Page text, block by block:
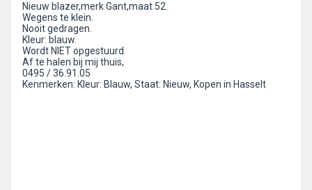
Nieuw blazer,merk Gant,maat 52.
Wegens te klein.
Nooit gedragen.
Kleur: blauw.
Wordt NIET opgestuurd.
Af te halen bij mij thuis,
0495 / 36.91.05
Kenmerken: Kleur: Blauw, Staat: Nieuw, Kopen in Hasselt